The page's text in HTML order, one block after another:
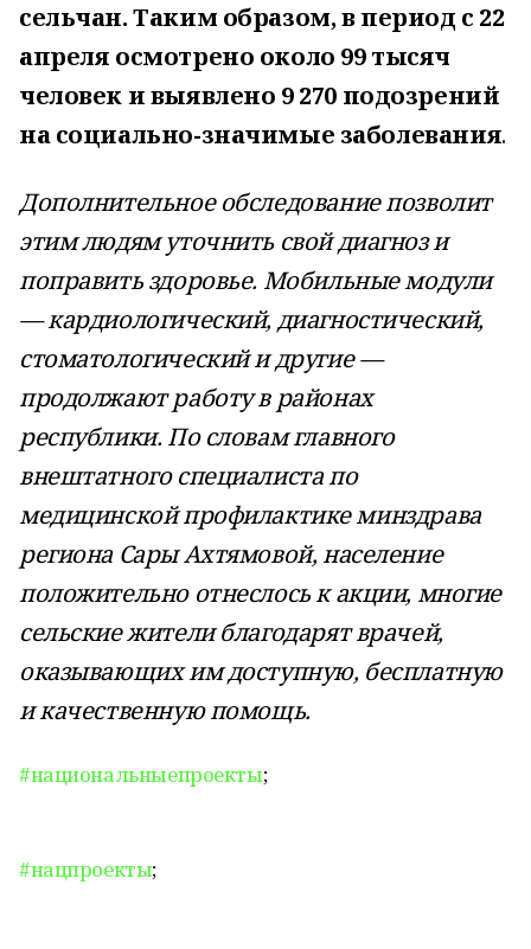
сельчан. Таким образом, в период с 22
апреля осмотрено около 99 тысяч
человек и выявлено 9 270 подозрений
на социально-значимые заболевания.
Дополнительное обследование позволит
этим людям уточнить свой диагноз и
поправить здоровье. Мобильные модули
— кардиологический, диагностический,
стоматологический и другие —
продолжают работу в районах
республики. По словам главного
внештатного специалиста по
медицинской профилактике минздрава
региона Сары Ахтямовой, население
положительно отнеслось к акции, многие
сельские жители благодарят врачей,
оказывающих им доступную, бесплатную
и качественную помощь.
#национальныепроекты;
#нацпроекты;